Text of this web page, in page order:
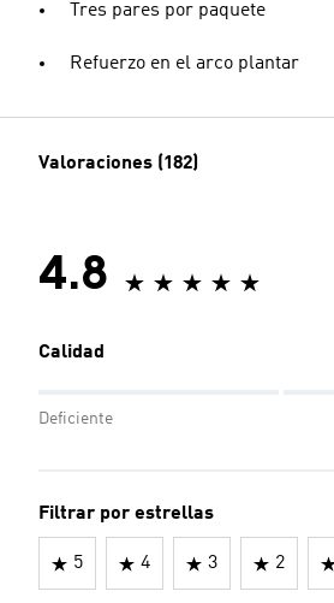
Tres pares por paquete
Refuerzo en el arco plantar
Valoraciones (182)
4.8
Calidad
Deficiente
Filtrar por estrellas
5 4 3 2